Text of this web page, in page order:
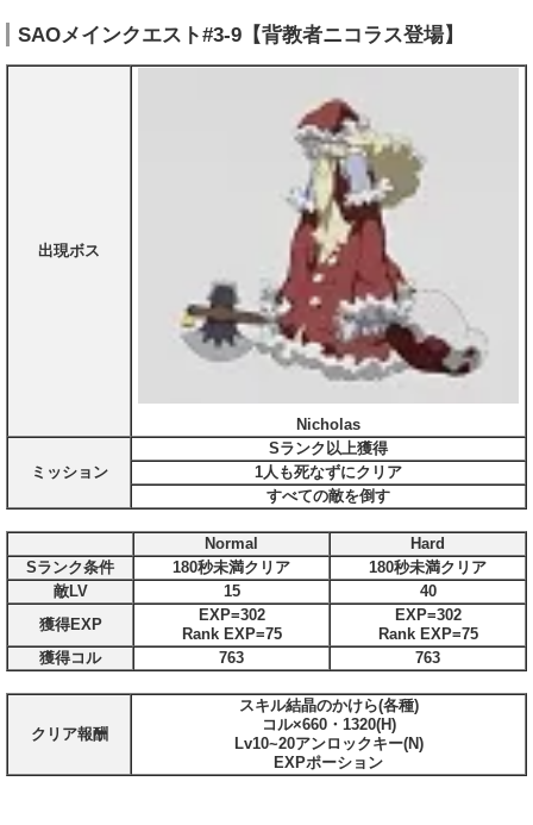
SAOメインクエスト#3-9【背教者ニコラス登場】
出現ボス
Nicholas
ミッション
Sランク以上獲得
1人も死なずにクリア
すべての敵を倒す
Normal
Hard
Sランク条件
180秒未満クリア
180秒未満クリア
敵LV
15
40
獲得EXP
EXP=302
Rank EXP=75
EXP=302
Rank EXP=75
獲得コル
763 763
クリア報酬
スキル結晶のかけら(各種)
コル×660・1320(H)
Lv10~20アンロックキー(N)
EXPポーション